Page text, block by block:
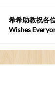
我目前並沒有
希希助教祝各
Wishes
的問題 / Are